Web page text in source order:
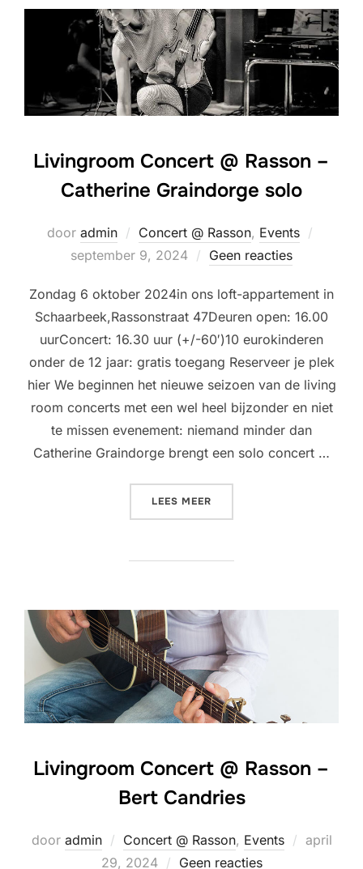
Livingroom Concert @ Rasson –
Catherine Graindorge solo
door admin Concert @ Rasson, Events
september 9, 2024 Geen reacties
Zondag 6 oktober 2024in ons loft-appartement in
Schaarbeek,Rassonstraat 47Deuren open: 16.00
uurConcert: 16.30 uur (+/-60′)10 eurokinderen
onder de 12 jaar: gratis toegang Reserveer je plek
hier We beginnen het nieuwe seizoen van de living
room concerts met een wel heel bijzonder en niet
te missen evenement: niemand minder dan
Catherine Graindorge brengt een solo concert …
LEES MEER
Livingroom Concert @ Rasson –
Bert Candries
door admin Concert @ Rasson, Events
Geplaatst
april
29, 2024
Geen reacties